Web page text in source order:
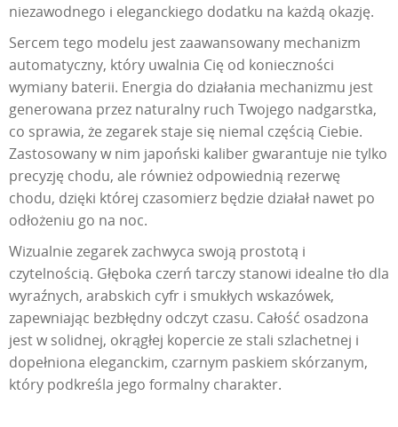
niezawodnego i eleganckiego dodatku na każdą okazję.
Sercem tego modelu jest zaawansowany mechanizm
automatyczny, który uwalnia Cię od konieczności
wymiany baterii. Energia do działania mechanizmu jest
generowana przez naturalny ruch Twojego nadgarstka,
co sprawia, że zegarek staje się niemal częścią Ciebie.
Zastosowany w nim japoński kaliber gwarantuje nie tylko
precyzję chodu, ale również odpowiednią rezerwę
chodu, dzięki której czasomierz będzie działał nawet po
odłożeniu go na noc.
Wizualnie zegarek zachwyca swoją prostotą i
czytelnością. Głęboka czerń tarczy stanowi idealne tło dla
wyraźnych, arabskich cyfr i smukłych wskazówek,
zapewniając bezbłędny odczyt czasu. Całość osadzona
jest w solidnej, okrągłej kopercie ze stali szlachetnej i
dopełniona eleganckim, czarnym paskiem skórzanym,
który podkreśla jego formalny charakter.